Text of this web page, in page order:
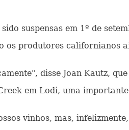
suspensas em 1º de
os produtores californianos
disse Joan Kautz,
em Lodi, uma
vinhos, mas,